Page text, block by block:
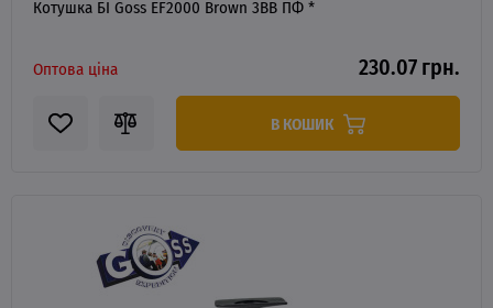
Котушка БІ Goss EF2000 Brown 3BB ПФ *
Оптова ціна 230.07 грн.
В КОШИК